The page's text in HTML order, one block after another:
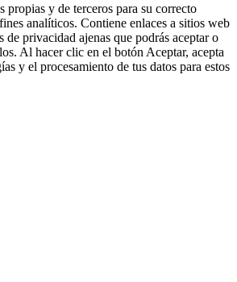
propias y de terceros para su correcto
analíticos. Contiene enlaces a sitios web
de privacidad ajenas que podrás aceptar o
Al hacer clic en el botón Aceptar, acepta
y el procesamiento de tus datos para estos